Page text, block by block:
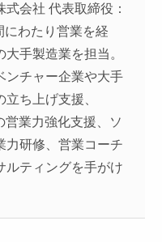
会社 代表取締役：
にわたり営業を経
手製造業を担当。
ンチャー企業や大手
ち上げ支援、
営業力強化支援、ソ
力研修、営業コーチ
ルティングを手がけ